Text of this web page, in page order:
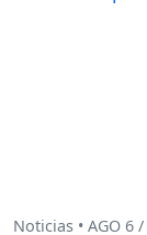
Noticias • AGO 6